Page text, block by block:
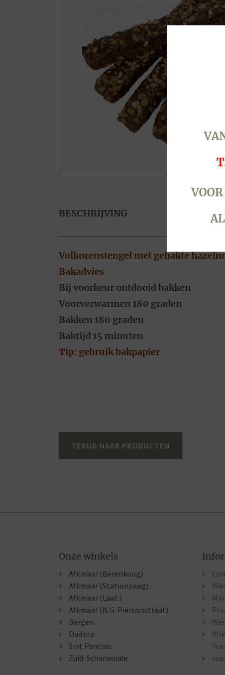
BESCHRIJVING
Volkorenstengel met gehakte
Bakadvies
Bij voorkeur ontdooid bakken
Voorverwarmen 180 graden
Bakken 180 graden
Baktijd 15 minuten
Tip: gebruik bakpapier
TERUG NAAR PRODUCTEN
Onze winkels
Alkmaar (Berenkoog)
Alkmaar (Stationsweg)
Alkmaar (Laat )
Alkmaar (N.G. Piersonstraat)
Bergen
Oudorp
Sint Pancras
Zuid-Scharwoude